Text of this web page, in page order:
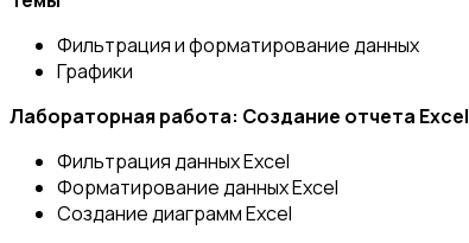
Фильтрация и форматирование данных
Графики
Лабораторная работа: Создание отчета Excel
Фильтрация данных Excel
Форматирование данных Excel
Создание диаграмм Excel